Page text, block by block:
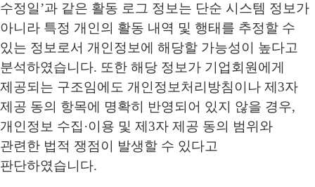
수정일’과 같은 활동 로그 정보는 단순 시스템 정보가
아니라 특정 개인의 활동 내역 및 행태를 추정할 수
있는 정보로서 개인정보에 해당할 가능성이 높다고
분석하였습니다. 또한 해당 정보가 기업회원에게
제공되는 구조임에도 개인정보처리방침이나 제3자
제공 동의 항목에 명확히 반영되어 있지 않을 경우,
개인정보 수집·이용 및 제3자 제공 동의 범위와
관련한 법적 쟁점이 발생할 수 있다고
판단하였습니다.